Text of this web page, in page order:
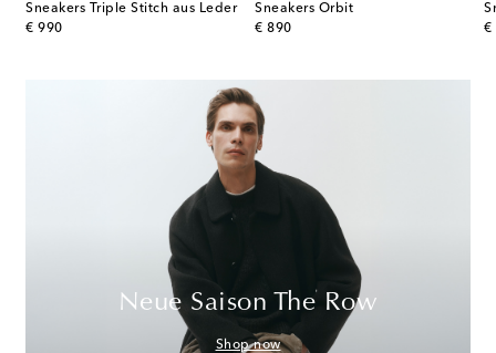
Sneakers Triple Stitch aus Leder
€ 990
original price
Sneakers Orbit
€ 890
original price
€
Neue Saison The Row
Shop now